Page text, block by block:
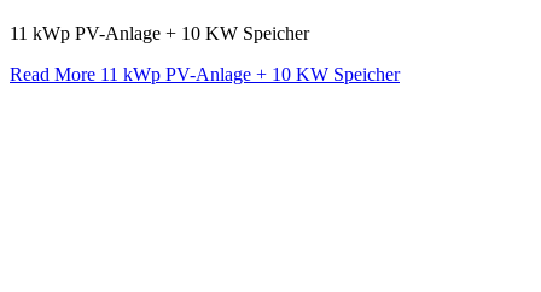
11 kWp PV-Anlage + 10 KW Speicher
Read More 11 kWp PV-Anlage + 10 KW Speicher